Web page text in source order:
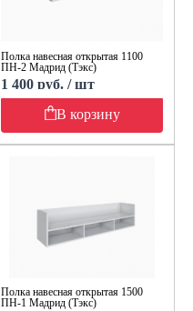
Полка навесная открытая 1100
ПН-2 Мадрид (Тэкс)
1 400 руб. / шт
В корзину
Полка навесная открытая 1500
ПН-1 Мадрид (Тэкс)